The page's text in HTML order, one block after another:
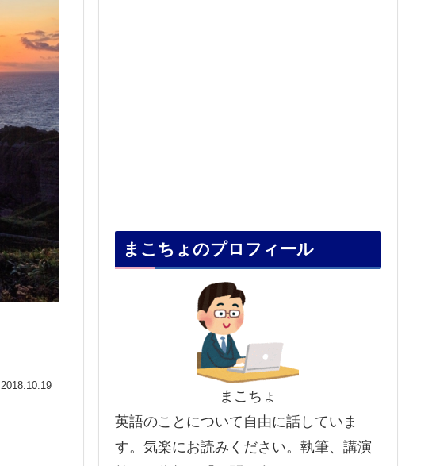
2018.10.19
まこちょのプロフィール
まこちょ
英語のことについて自由に話していま
す。気楽にお読みください。執筆、講演